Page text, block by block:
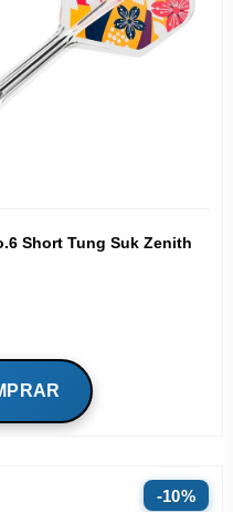
Short Tung Suk Zenith
10%